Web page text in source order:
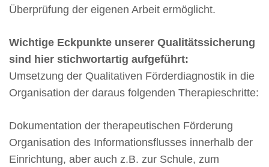
Überprüfung der eigenen Arbeit ermöglicht.
Wichtige Eckpunkte unserer Qualitätssicherung
sind hier stichwortartig aufgeführt:
Umsetzung der Qualitativen Förderdiagnostik in die
Organisation der daraus folgenden Therapieschritte:
Dokumentation der therapeutischen Förderung
Organisation des Informationsflusses innerhalb der
Einrichtung, aber auch z.B. zur Schule, zum